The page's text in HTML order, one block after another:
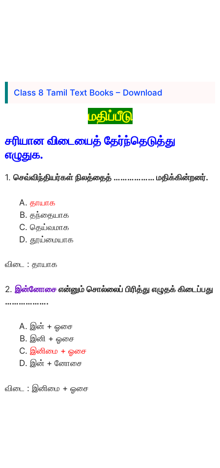
Class 8 Tamil Text Books – Download
மதிப்பீடு
சரியான விடையைத் தேர்ந்தெடுத்து
எழுதுக.
1. செவ்விந்தியர்கள் நிலத்தைத் ……………… மதிக்கின்றனர்.
தாயாக
தந்தையாக
தெய்வமாக
தூய்மையாக
விடை : தாயாக
2. இன்னோசைஎன்னும் சொல்லைப் பிரித்து எழுதக் கிடைப்பது
……………….
இன் + ஓசை
இனி + ஓசை
இனிமை + ஓசை
இன் + னோசை
விடை : இனிமை + ஓசை